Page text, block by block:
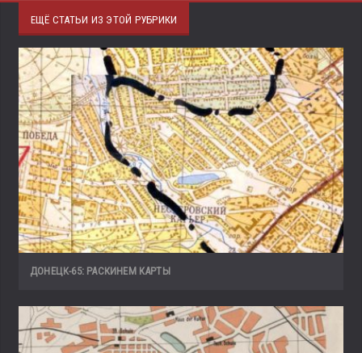
ЕЩЁ СТАТЬИ ИЗ ЭТОЙ РУБРИКИ
ДОНЕЦК-65: РАСКИНЕМ КАРТЫ